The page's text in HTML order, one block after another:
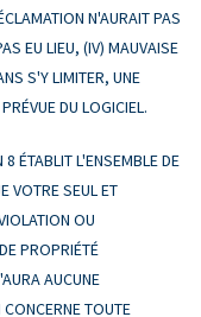
N'AURAIT PAS
EU LIEU, (IV) MAUVAISE
S'Y LIMITER, UNE
DU LOGICIEL.
8 ÉTABLIT L'ENSEMBLE DE
VOTRE SEUL ET
OU
PROPRIÉTÉ
AUCUNE
TOUTE